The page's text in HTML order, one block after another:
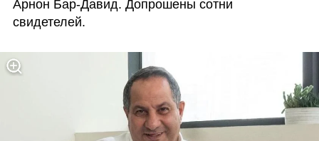
Арнон Бар-Давид. Допрошены сотни
свидетелей.